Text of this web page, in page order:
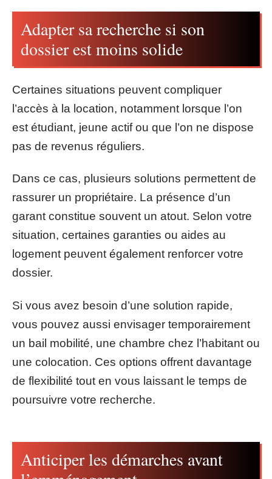
Adapter sa recherche si son
dossier est moins solide
Certaines situations peuvent compliquer
l’accès à la location, notamment lorsque l’on
est étudiant, jeune actif ou que l’on ne dispose
pas de revenus réguliers.
Dans ce cas, plusieurs solutions permettent de
rassurer un propriétaire. La présence d’un
garant constitue souvent un atout. Selon votre
situation, certaines garanties ou aides au
logement peuvent également renforcer votre
dossier.
Si vous avez besoin d’une solution rapide,
vous pouvez aussi envisager temporairement
un bail mobilité, une chambre chez l’habitant ou
une colocation. Ces options offrent davantage
de flexibilité tout en vous laissant le temps de
poursuivre votre recherche.
Anticiper les démarches avant